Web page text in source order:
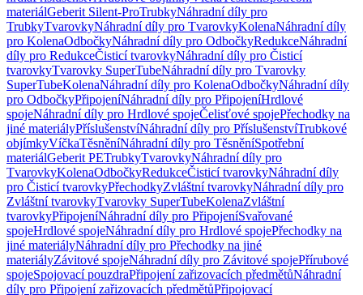
materiálGeberit Silent-ProTrubkyNáhradní díly pro
TrubkyTvarovkyNáhradní díly pro TvarovkyKolenaNáhradní díly
pro KolenaOdbočkyNáhradní díly pro OdbočkyRedukceNáhradní
díly pro RedukceČisticí tvarovkyNáhradní díly pro Čisticí
tvarovkyTvarovky SuperTubeNáhradní díly pro Tvarovky
SuperTubeKolenaNáhradní díly pro KolenaOdbočkyNáhradní díly
pro OdbočkyPřipojeníNáhradní díly pro PřipojeníHrdlové
spojeNáhradní díly pro Hrdlové spojeČelisťové spojePřechodky na
jiné materiályPříslušenstvíNáhradní díly pro PříslušenstvíTrubkové
objímkyVíčkaTěsněníNáhradní díly pro TěsněníSpotřební
materiálGeberit PETrubkyTvarovkyNáhradní díly pro
TvarovkyKolenaOdbočkyRedukceČisticí tvarovkyNáhradní díly
pro Čisticí tvarovkyPřechodkyZvláštní tvarovkyNáhradní díly pro
Zvláštní tvarovkyTvarovky SuperTubeKolenaZvláštní
tvarovkyPřipojeníNáhradní díly pro PřipojeníSvařované
spojeHrdlové spojeNáhradní díly pro Hrdlové spojePřechodky na
jiné materiályNáhradní díly pro Přechodky na jiné
materiályZávitové spojeNáhradní díly pro Závitové spojePřírubové
spojeSpojovací pouzdraPřipojení zařizovacích předmětůNáhradní
díly pro Připojení zařizovacích předmětůPřipojovací